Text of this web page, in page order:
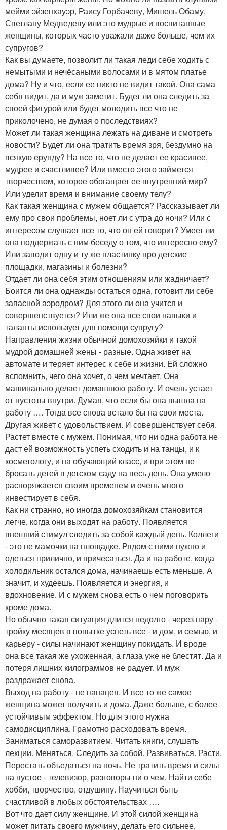
мейми эйзенхауэр, Раису Горбачеву, Мишель Обаму,
Светлану Медведеву или это мудрые и воспитанные
женщины, которых часто уважали даже больше, чем их
супругов?
Как вы думаете, позволит ли такая леди себе ходить с
немытыми и нечёсаными волосами и в мятом платье
дома? Ну и что, если ее никто не видит такой. Она сама
себя видит, да и муж заметит. Будет ли она следить за
своей фигурой или будет молодить все что не
приколочено, не думая о последствиях?
Может ли такая женщина лежать на диване и смотреть
новости? Будет ли она тратить время зря, бездумно на
всякую ерунду? На все то, что не делает ее красивее,
мудрее и счастливее? Или вместо этого займется
творчеством, которое обогащает ее внутренний мир?
Или уделит время и внимание своему телу?
Как такая женщина с мужем общается? Рассказывает ли
ему про свои проблемы, ноет ли с утра до ночи? Или с
интересом слушает все то, что он ей говорит? Умеет ли
она поддержать с ним беседу о том, что интересно ему?
Или заводит одну и ту же пластинку про детские
площадки, магазины и болезни?
Отдает ли она себя этим отношениям или жадничает?
Боится ли она однажды остаться одна, готовит ли себе
запасной аэродром? Для этого ли она учится и
совершенствуется? Или же она все свои навыки и
таланты использует для помощи супругу?
Направления жизни обычной домохозяйки и такой
мудрой домашней жены - разные. Одна живет на
автомате и теряет интерес к себе и жизни. Ей сложно
вспомнить, чего она хочет, о чем мечтает. Она
машинально делает домашнюю работу. И очень устает
от пустоты внутри. Думая, что если бы она вышла на
работу …. Тогда все снова встало бы на свои места.
Другая живет с удовольствием. И совершенствует себя.
Растет вместе с мужем. Понимая, что ни одна работа не
даст ей возможность успеть сходить и на танцы, и к
косметологу, и на обучающий класс, и при этом не
бросать детей в детском саду на весь день. Она умело
распоряжается своим временем и очень много
инвестирует в себя.
Как ни странно, но иногда домохозяйкам становится
легче, когда они выходят на работу. Появляется
внешний стимул следить за собой каждый день. Коллеги
- это не мамочки на площадке. Рядом с ними нужно и
одеться прилично, и причесаться. Да и на работе, когда
холодильник остался дома, начинаешь есть меньше. А
значит, и худеешь. Появляется и энергия, и
вдохновение. И с мужем снова есть о чем поговорить
кроме дома.
Но обычно такая ситуация длится недолго - через пару -
тройку месяцев в попытке успеть все - и дом, и семью, и
карьеру - силы начинают женщину покидать. И вроде
она все такая же ухоженная, а глаза уже не блестят. Да и
потеря лишних килограммов не радует. И муж
раздражает снова.
Выход на работу - не панацея. И все то же самое
женщина может получить и дома. Даже больше, с более
устойчивым эффектом. Но для этого нужна
самодисциплина. Грамотно расходовать время.
Заниматься саморазвитием. Читать книги, слушать
лекции. Меняться. Следить за собой. Развиваться. Расти.
Перестать объедаться на ночь. Не тратить время и силы
на пустое - телевизор, разговоры ни о чем. Найти себе
хобби, творчество, отдушину. Научиться быть
счастливой в любых обстоятельствах ….
Вот что дает силу женщине. И этой силой женщина
может питать своего мужчину, делать его сильнее,